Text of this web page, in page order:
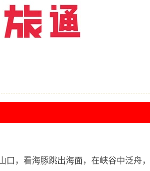
，看海豚跳出海面，在峡谷中泛舟